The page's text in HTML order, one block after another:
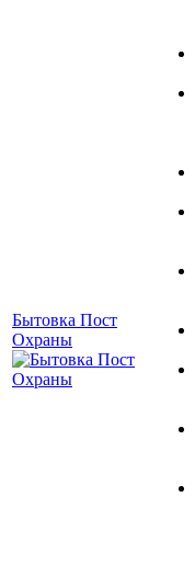
Бытовка Пост
Охраны